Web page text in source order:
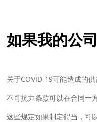
如果我的公
关于COVID-19可能造成的
不可抗力条款可以在合同一
这些规定如果制定得当，可